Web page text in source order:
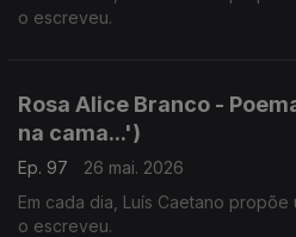
o escreveu.
Rosa Alice Branco -
na cama...')
Ep. 97
26 mai. 2026
Em cada dia, Luís Caetano
o escreveu.